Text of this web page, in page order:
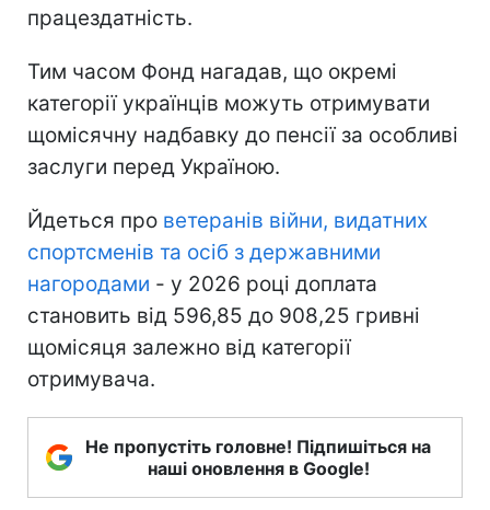
працездатність.
Тим часом Фонд нагадав, що окремі
категорії українців можуть отримувати
щомісячну надбавку до пенсії за особливі
заслуги перед Україною.
Йдеться про ветеранів війни, видатних
спортсменів та осіб з державними
нагородами - у 2026 році доплата
становить від 596,85 до 908,25 гривні
щомісяця залежно від категорії
отримувача.
Не пропустіть головне! Підпишіться на
наші оновлення в Google!